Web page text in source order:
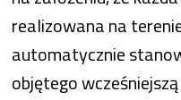
realizowana na
automatycznie
objętego